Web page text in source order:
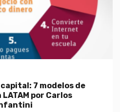
7 modelos de
por Carlos